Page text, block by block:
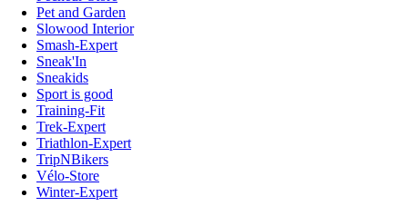
Pet and Garden
Slowood Interior
Smash-Expert
Sneak'In
Sneakids
Sport is good
Training-Fit
Trek-Expert
Triathlon-Expert
TripNBikers
Vélo-Store
Winter-Expert